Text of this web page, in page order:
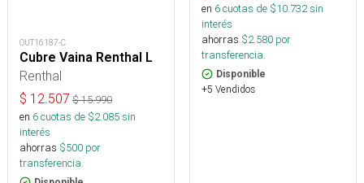
OUT16187-C
Cubre Vaina Renthal L
Renthal
$ 12.507 $15.990
en 6cuotas de $2.085sin
interés
ahorras $500 por
transferencia.
en 6cuotas de $10.732sin
interés
ahorras $2.580 por
transferencia.
Disponible
+5 Vendidos